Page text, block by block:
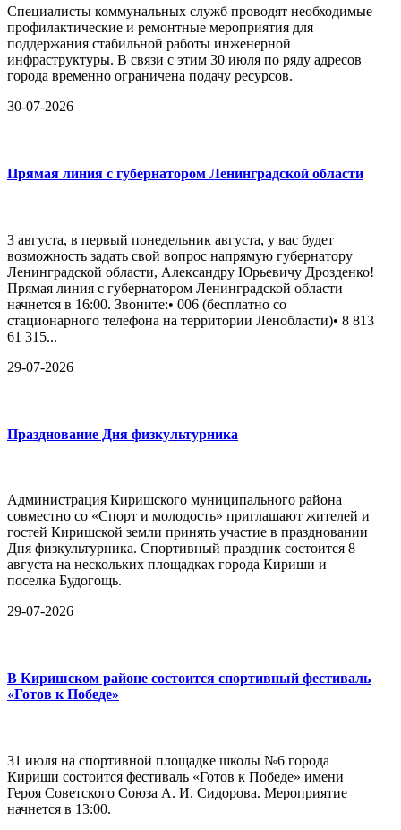
Специалисты коммунальных служб проводят необходимые
профилактические и ремонтные мероприятия для
поддержания стабильной работы инженерной
инфраструктуры. В связи с этим 30 июля по ряду адресов
города временно ограничена подачу ресурсов.
30-07-2026
Прямая линия с губернатором Ленинградской области
3 августа, в первый понедельник августа, у вас будет
возможность задать свой вопрос напрямую губернатору
Ленинградской области, Александру Юрьевичу Дрозденко!
Прямая линия с губернатором Ленинградской области
начнется в 16:00. Звоните:• 006 (бесплатно со
стационарного телефона на территории Ленобласти)• 8 813
61 315...
29-07-2026
Празднование Дня физкультурника
Администрация Киришского муниципального района
совместно со «Спорт и молодость» приглашают жителей и
гостей Киришской земли принять участие в праздновании
Дня физкультурника. Спортивный праздник состоится 8
августа на нескольких площадках города Кириши и
поселка Будогощь.
29-07-2026
В Киришском районе состоится спортивный фестиваль
«Готов к Победе»
31 июля на спортивной площадке школы №6 города
Кириши состоится фестиваль «Готов к Победе» имени
Героя Советского Союза А. И. Сидорова. Мероприятие
начнется в 13:00.